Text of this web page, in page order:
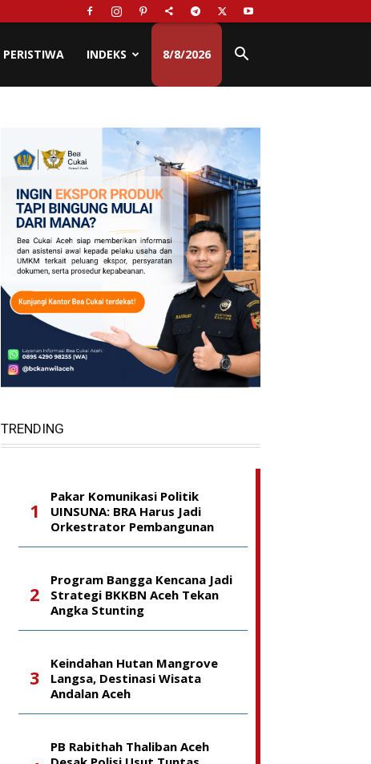
PERISTIWA INDEKS 8/8/2026
TRENDING
Pakar Komunikasi Politik
UINSUNA: BRA Harus Jadi
Orkestrator Pembangunan
Program Bangga Kencana Jadi
Strategi BKKBN Aceh Tekan
Angka Stunting
Keindahan Hutan Mangrove
Langsa, Destinasi Wisata
Andalan Aceh
PB Rabithah Thaliban Aceh